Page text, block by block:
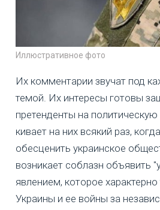
Иллюстративное фото
Их комментарии звучат под
темой. Их интересы готовы
претенденты на
кивает на них всякий раз,
обесценить украинское
возникает соблазн объявить
явлением, которое
Украины и ее войны за